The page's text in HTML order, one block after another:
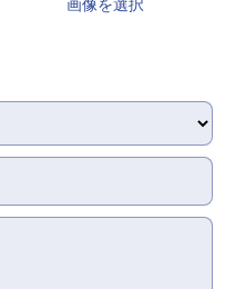
画像を選択